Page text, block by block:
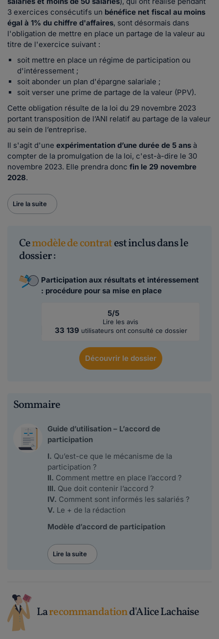
3 exercices consécutifs un bénéfice net fiscal au moins
égal à 1% du chiffre d'affaires, sont désormais dans
l'obligation de mettre en place un partage de la valeur au
titre de l'exercice suivant :
soit mettre en place un régime de participation ou
d'intéressement ;
soit abonder un plan d'épargne salariale ;
soit verser une prime de partage de la valeur (PPV).
Cette obligation résulte de la loi du 29 novembre 2023
portant transposition de l’ANI relatif au partage de la valeur
au sein de l’entreprise.
Il s'agit d'une expérimentation d’une durée de 5 ans à
compter de la promulgation de la loi, c'est-à-dire le 30
novembre 2023. Elle prendra donc fin le 29 novembre
2028.
Lire la suite
Cemodèle de contratest inclus dans le
dossier :
Participation aux résultats et intéressement
: procédure pour sa mise en place
5/5
Lire les avis
33 139 utilisateurs ont consulté ce dossier
Découvrirle dossier
Sommaire
Guide d’utilisation – L’accord de
participation
I. Qu’est-ce que le mécanisme de la
participation ?
II. Comment mettre en place l’accord ?
III. Que doit contenir l’accord ?
IV. Comment sont informés les salariés ?
V. Le + de la rédaction
Modèle d’accord de participation
Lire la suite
Larecommandationd'Alice Lachaise